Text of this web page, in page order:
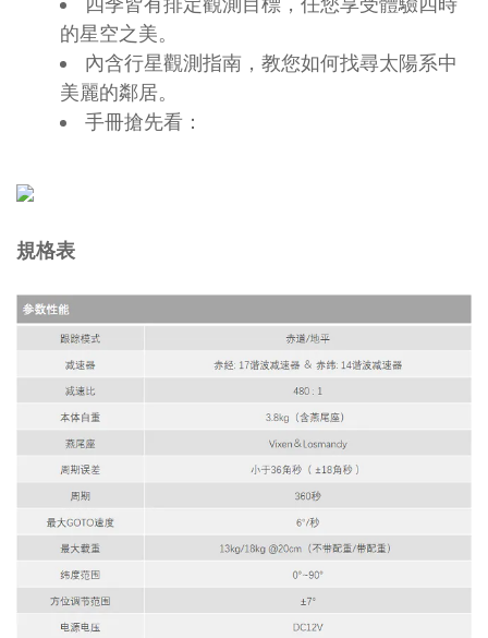
的星空之美。
內含行星觀測指南，教您如何找尋太陽系中
美麗的鄰居。
手冊搶先看：
規格表